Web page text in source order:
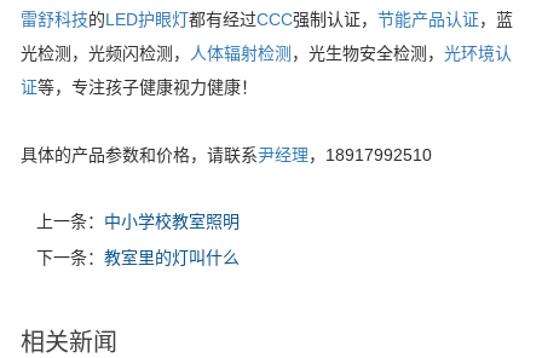
雷舒科技的LED护眼灯都有经过CCC强制认证， 节能产品认证，蓝
光检测，光频闪检测，
人体辐射检测 ，光生物安全检测， 光环境认
证等，专注孩子健康视力健康！
具体的产品参数和价格，请联系尹经理，18917992510
上一条： 中小学校教室照明
下一条： 教室里的灯叫什么
相关新闻